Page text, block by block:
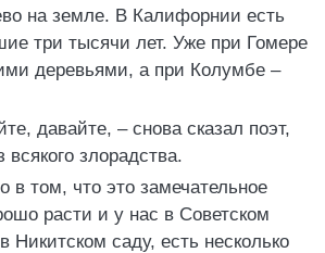
на земле. В Калифорнии есть
три тысячи лет. Уже при Гомере
деревьями, а при Колумбе –
давайте, – снова сказал поэт,
всякого злорадства.
в том, что это замечательное
расти и у нас в Советском
саду, есть несколько